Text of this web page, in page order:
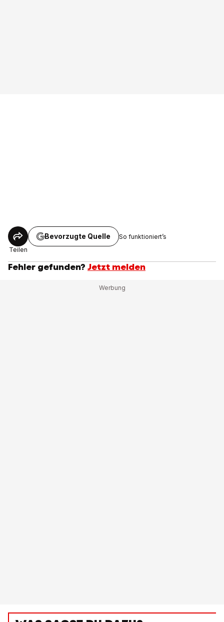
Teilen
Bevorzugte Quelle So funktioniert’s
Fehler gefunden? Jetzt melden